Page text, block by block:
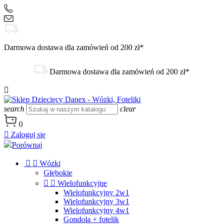
Darmowa dostawa dla zamówień od 200 zł*
Darmowa dostawa dla zamówień od 200 zł*

search
clear
0
 Zaloguj się
Porównaj
  Wózki
Głębokie
  Wielofunkcyjne
Wielofunkcyjny 2w1
Wielofunkcyjny 3w1
Wielofunkcyjny 4w1
Gondola + fotelik